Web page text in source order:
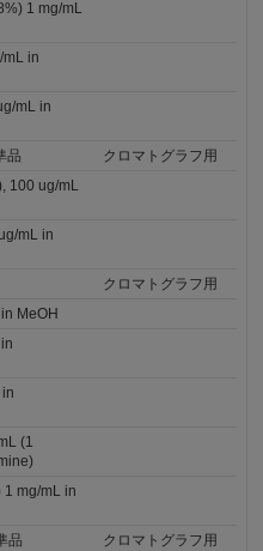
1 mg/mL
in
mL in
品
クロマトグラフ用
100 ug/mL
mL in
クロマトグラフ用
MeOH
(1
mg/mL in
品
クロマトグラフ用